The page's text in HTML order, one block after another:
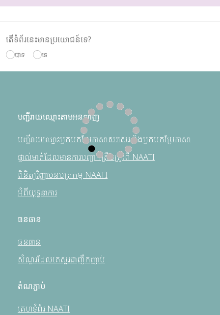
តើទំព័រនេះមានប្រយោជន៍ទេ?
បាទ ទេ
បញ្ជីរាយឈ្មោះតាមអនឡាញ
បញ្ជីរាយឈ្មោះអ្នកបកប្រែភាសាសរសេរ និងអ្នកបកប្រែភាសា
ផ្ទាល់មាត់ដែលមានការបញ្ជាក់ត្រឹមត្រូវពី NAATI
ពិនិត្យវិញ្ញាបនបត្រកម្ម NAATI
អំពីយុទ្ធនាការ
ធនធាន
ធនធាន
សំណួរដែលគេសួរជាញឹកញាប់
តំណភ្ជាប់
គេហទំព័រ NAATI